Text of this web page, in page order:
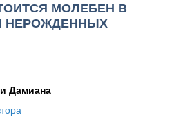
МОЛЕБЕН В
НЕРОЖДЕННЫХ
Дамиана